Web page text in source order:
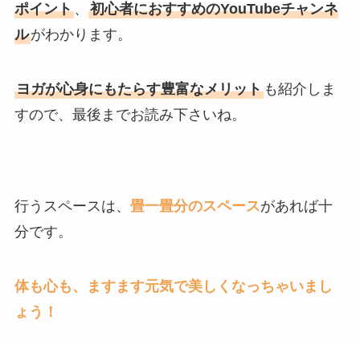
ポイント、 初心者におすすめのYouTubeチャンネ
ルがわかります。
ヨガが心身にもたらす豊富なメリットも紹介しま
すので、最後までお読み下さいね。
行うスペースは、 畳一畳分のスペースがあれば十
分です。
体も心も、ますます元気で美しくなっちゃいまし
ょう！